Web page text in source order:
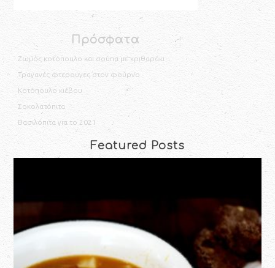
Πρόσφατα
Ζωμός κοτόπουλο και σούπα με κριθαράκι
Τραγανές φτερούγες στον φούρνο
Κοτόπουλο κιέβου
Σοκολατόπιτα
Βασιλόπιτα για το 2021
Featured Posts